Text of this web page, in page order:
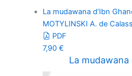
La mudawana d’Ibn
MOTYLINSKI A. de
PDF
7,90 €
La mudawana